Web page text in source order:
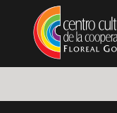
Pasar al contenido principal
Jump to main content